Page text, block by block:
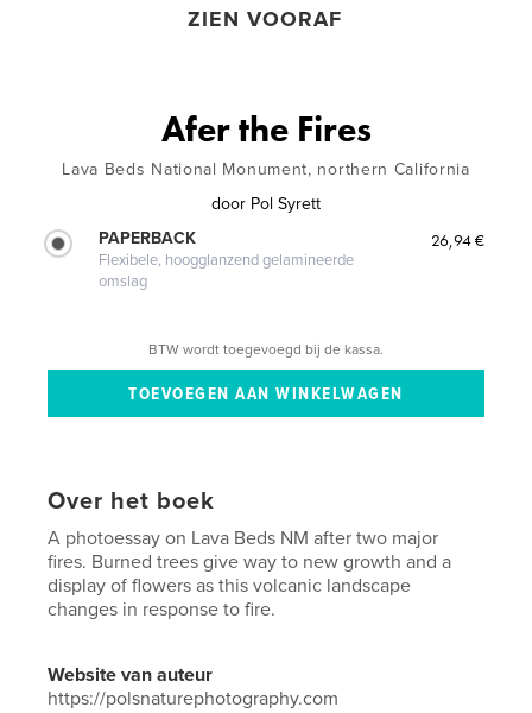
ZIEN VOORAF
Afer the Fires
Lava Beds National Monument, northern California
door Pol Syrett
PAPERBACK
Flexibele, hoogglanzend gelamineerde
omslag
26,94 €
BTW wordt toegevoegd bij de kassa.
Over het boek
A photoessay on Lava Beds NM after two major
fires. Burned trees give way to new growth and a
display of flowers as this volcanic landscape
changes in response to fire.
Website van auteur
https://polsnaturephotography.com